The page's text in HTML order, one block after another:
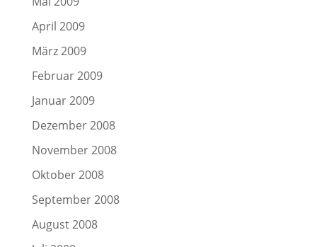
April 2009
März 2009
Februar 2009
Januar 2009
Dezember 2008
November 2008
Oktober 2008
September 2008
August 2008